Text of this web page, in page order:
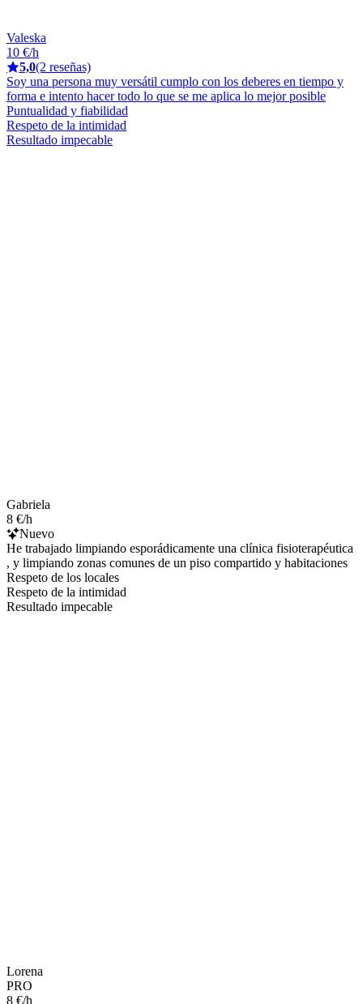
Valeska
10 €/h
5,0(2 reseñas)
Soy una persona muy versátil cumplo con los deberes en tiempo y
forma e intento hacer todo lo que se me aplica lo mejor posible
Puntualidad y fiabilidad
Respeto de la intimidad
Resultado impecable
Gabriela
8 €/h
Nuevo
He trabajado limpiando esporádicamente una clínica fisioterapéutica
, y limpiando zonas comunes de un piso compartido y habitaciones
Respeto de los locales
Respeto de la intimidad
Resultado impecable
Lorena
PRO
8 €/h